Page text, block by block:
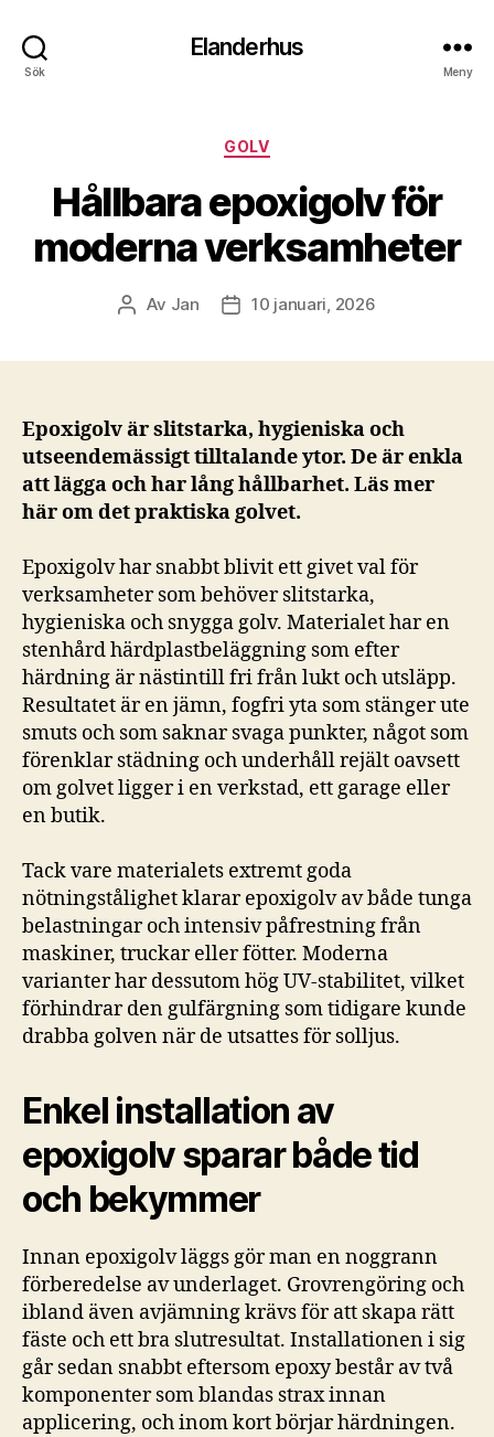
Sök
Elanderhus
Meny
Kategorier
GOLV
Hållbara epoxigolv för
moderna verksamheter
Inläggsförfattare
Av Jan Inläggsdatum
10 januari, 2026
Epoxigolv är slitstarka, hygieniska och
utseendemässigt tilltalande ytor. De är enkla
att lägga och har lång hållbarhet. Läs mer
här om det praktiska golvet.
Epoxigolv har snabbt blivit ett givet val för
verksamheter som behöver slitstarka,
hygieniska och snygga golv. Materialet har en
stenhård härdplastbeläggning som efter
härdning är nästintill fri från lukt och utsläpp.
Resultatet är en jämn, fogfri yta som stänger ute
smuts och som saknar svaga punkter, något som
förenklar städning och underhåll rejält oavsett
om golvet ligger i en verkstad, ett garage eller
en butik.
Tack vare materialets extremt goda
nötningstålighet klarar epoxigolv av både tunga
belastningar och intensiv påfrestning från
maskiner, truckar eller fötter. Moderna
varianter har dessutom hög UV-stabilitet, vilket
förhindrar den gulfärgning som tidigare kunde
drabba golven när de utsattes för solljus.
Enkel installation av
epoxigolv sparar både tid
och bekymmer
Innan epoxigolv läggs gör man en noggrann
förberedelse av underlaget. Grovrengöring och
ibland även avjämning krävs för att skapa rätt
fäste och ett bra slutresultat. Installationen i sig
går sedan snabbt eftersom epoxy består av två
komponenter som blandas strax innan
applicering, och inom kort börjar härdningen.